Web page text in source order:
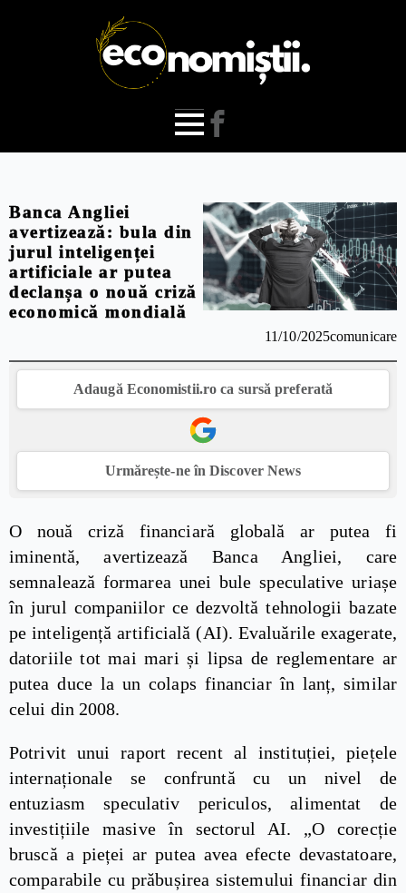
Banca Angliei
avertizează: bula din
jurul inteligenței
artificiale ar putea
declanșa o nouă criză
economică mondială
11/10/2025comunicare
Adaugă Economistii.ro ca sursă preferată
Urmărește-ne în Discover News
O nouă criză financiară globală ar putea fi
iminentă, avertizează Banca Angliei, care
semnalează formarea unei bule speculative uriașe
în jurul companiilor ce dezvoltă tehnologii bazate
pe inteligență artificială (AI). Evaluările exagerate,
datoriile tot mai mari și lipsa de reglementare ar
putea duce la un colaps financiar în lanț, similar
celui din 2008.
Potrivit unui raport recent al instituției, piețele
internaționale se confruntă cu un nivel de
entuziasm speculativ periculos, alimentat de
investițiile masive în sectorul AI. „O corecție
bruscă a pieței ar putea avea efecte devastatoare,
comparabile cu prăbușirea sistemului financiar din